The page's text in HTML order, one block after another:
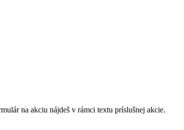
na akciu nájdeš v rámci textu príslušnej akcie.